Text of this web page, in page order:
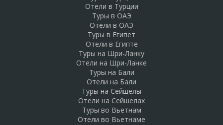
Отели в Турции
Туры в ОАЭ
Отели в ОАЭ
Туры в Египет
Отели в Египте
Туры на Шри-Ланку
Отели на Шри-Ланке
Туры на Бали
Отели на Бали
Туры на Сейшелы
Отели на Сейшелах
Туры во Вьетнам
Отели во Вьетнаме